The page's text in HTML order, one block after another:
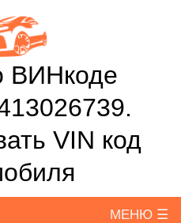
ВИНкоде
VIN код
МЕНЮ ☰